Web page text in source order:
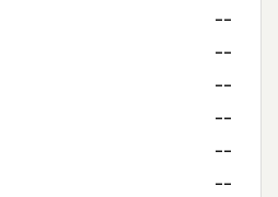
--
--
--
--
--
--